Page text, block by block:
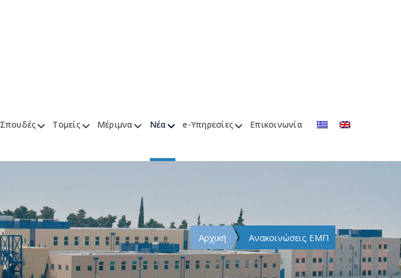
Σπουδές Τομείς Μέριμνα Νέα e-Υπηρεσίες Επικοινωνία
Αρχική Ανακοινώσεις ΕΜΠ